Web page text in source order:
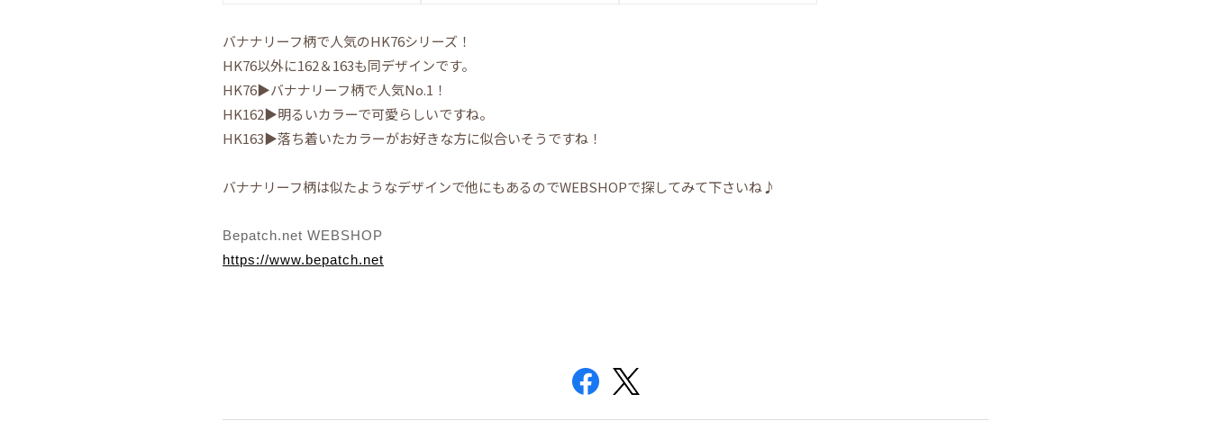
バナナリーフ柄で人気のHK76シリーズ！
HK76以外に162＆163も同デザインです。
HK76▶バナナリーフ柄で人気No.1！
HK162▶明るいカラーで可愛らしいですね。
HK163▶落ち着いたカラーがお好きな方に似合いそうですね！
バナナリーフ柄は似たようなデザインで他にもあるのでWEBSHOPで探してみて下さいね♪
Bepatch.net WEBSHOP
https://www.bepatch.net